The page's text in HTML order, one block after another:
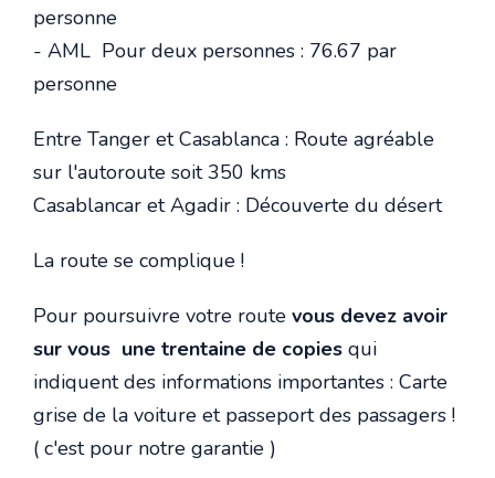
personne
- AML Pour deux personnes : 76.67 par
personne
Entre Tanger et Casablanca : Route agréable
sur l'autoroute soit 350 kms
Casablancar et Agadir : Découverte du désert
La route se complique !
Pour poursuivre votre route vous devez avoir
sur vous une trentaine de copies qui
indiquent des informations importantes : Carte
grise de la voiture et passeport des passagers !
( c'est pour notre garantie )